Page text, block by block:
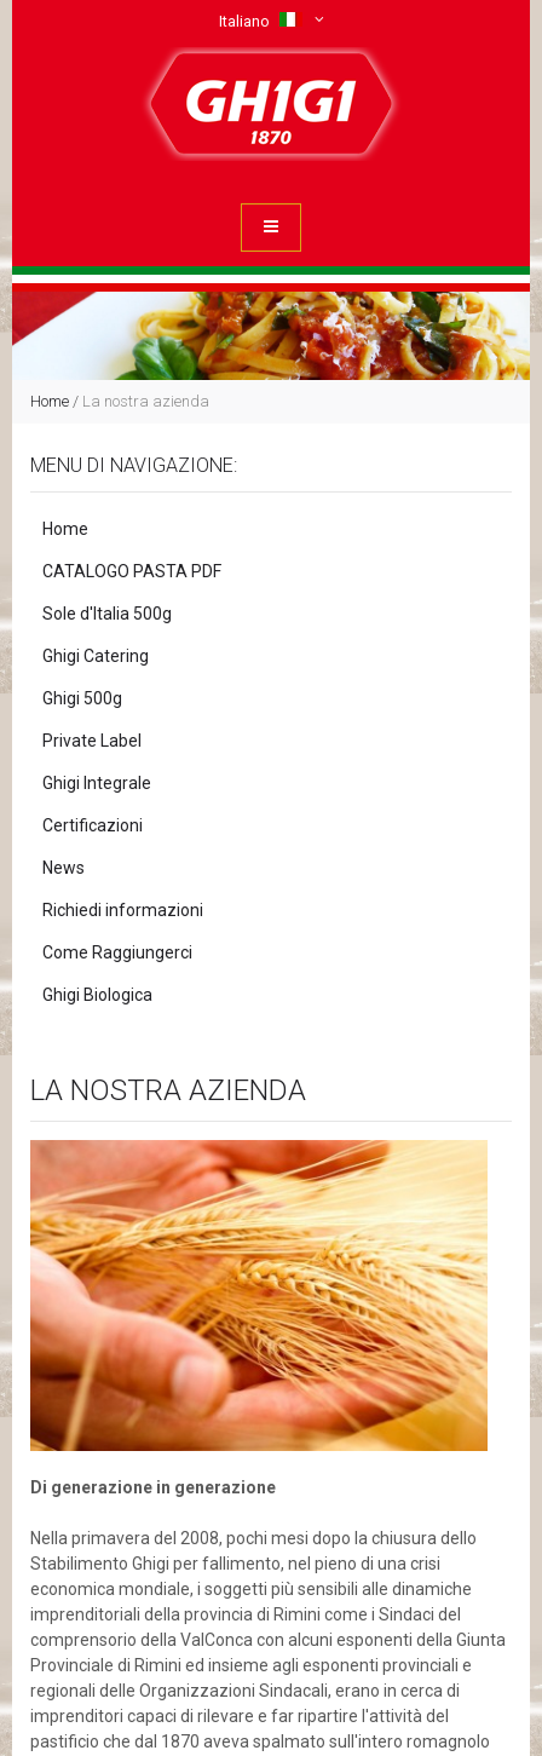
Italiano
Home / La nostra azienda
MENU DI NAVIGAZIONE:
Home
CATALOGO PASTA PDF
Sole d'Italia 500g
Ghigi Catering
Ghigi 500g
Private Label
Ghigi Integrale
Certificazioni
News
Richiedi informazioni
Come Raggiungerci
Ghigi Biologica
LA NOSTRA AZIENDA
Di generazione in generazione
Nella primavera del 2008, pochi mesi dopo la chiusura dello
Stabilimento Ghigi per fallimento, nel pieno di una crisi
economica mondiale, i soggetti più sensibili alle dinamiche
imprenditoriali della provincia di Rimini come i Sindaci del
comprensorio della ValConca con alcuni esponenti della Giunta
Provinciale di Rimini ed insieme agli esponenti provinciali e
regionali delle Organizzazioni Sindacali, erano in cerca di
imprenditori capaci di rilevare e far ripartire l'attività del
pastificio che dal 1870 aveva spalmato sull'intero romagnolo